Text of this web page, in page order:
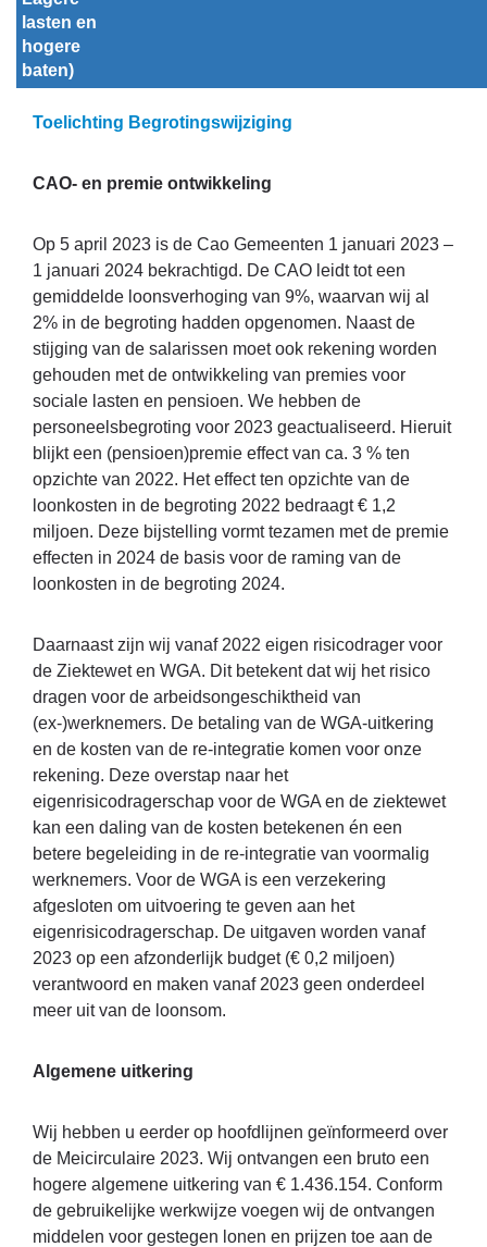
lasten en
hogere
baten)
Toelichting Begrotingswijziging
CAO- en premie ontwikkeling
Op 5 april 2023 is de Cao Gemeenten 1 januari 2023 –
1 januari 2024 bekrachtigd. De CAO leidt tot een
gemiddelde loonsverhoging van 9%, waarvan wij al
2% in de begroting hadden opgenomen. Naast de
stijging van de salarissen moet ook rekening worden
gehouden met de ontwikkeling van premies voor
sociale lasten en pensioen. We hebben de
personeelsbegroting voor 2023 geactualiseerd. Hieruit
blijkt een (pensioen)premie effect van ca. 3 % ten
opzichte van 2022. Het effect ten opzichte van de
loonkosten in de begroting 2022 bedraagt € 1,2
miljoen. Deze bijstelling vormt tezamen met de premie
effecten in 2024 de basis voor de raming van de
loonkosten in de begroting 2024.
Daarnaast zijn wij vanaf 2022 eigen risicodrager voor
de Ziektewet en WGA. Dit betekent dat wij het risico
dragen voor de arbeidsongeschiktheid van
(ex-)werknemers. De betaling van de WGA-uitkering
en de kosten van de re-integratie komen voor onze
rekening. Deze overstap naar het
eigenrisicodragerschap voor de WGA en de ziektewet
kan een daling van de kosten betekenen én een
betere begeleiding in de re-integratie van voormalig
werknemers. Voor de WGA is een verzekering
afgesloten om uitvoering te geven aan het
eigenrisicodragerschap. De uitgaven worden vanaf
2023 op een afzonderlijk budget (€ 0,2 miljoen)
verantwoord en maken vanaf 2023 geen onderdeel
meer uit van de loonsom.
Algemene uitkering
Wij hebben u eerder op hoofdlijnen geïnformeerd over
de Meicirculaire 2023. Wij ontvangen een bruto een
hogere algemene uitkering van € 1.436.154. Conform
de gebruikelijke werkwijze voegen wij de ontvangen
middelen voor gestegen lonen en prijzen toe aan de